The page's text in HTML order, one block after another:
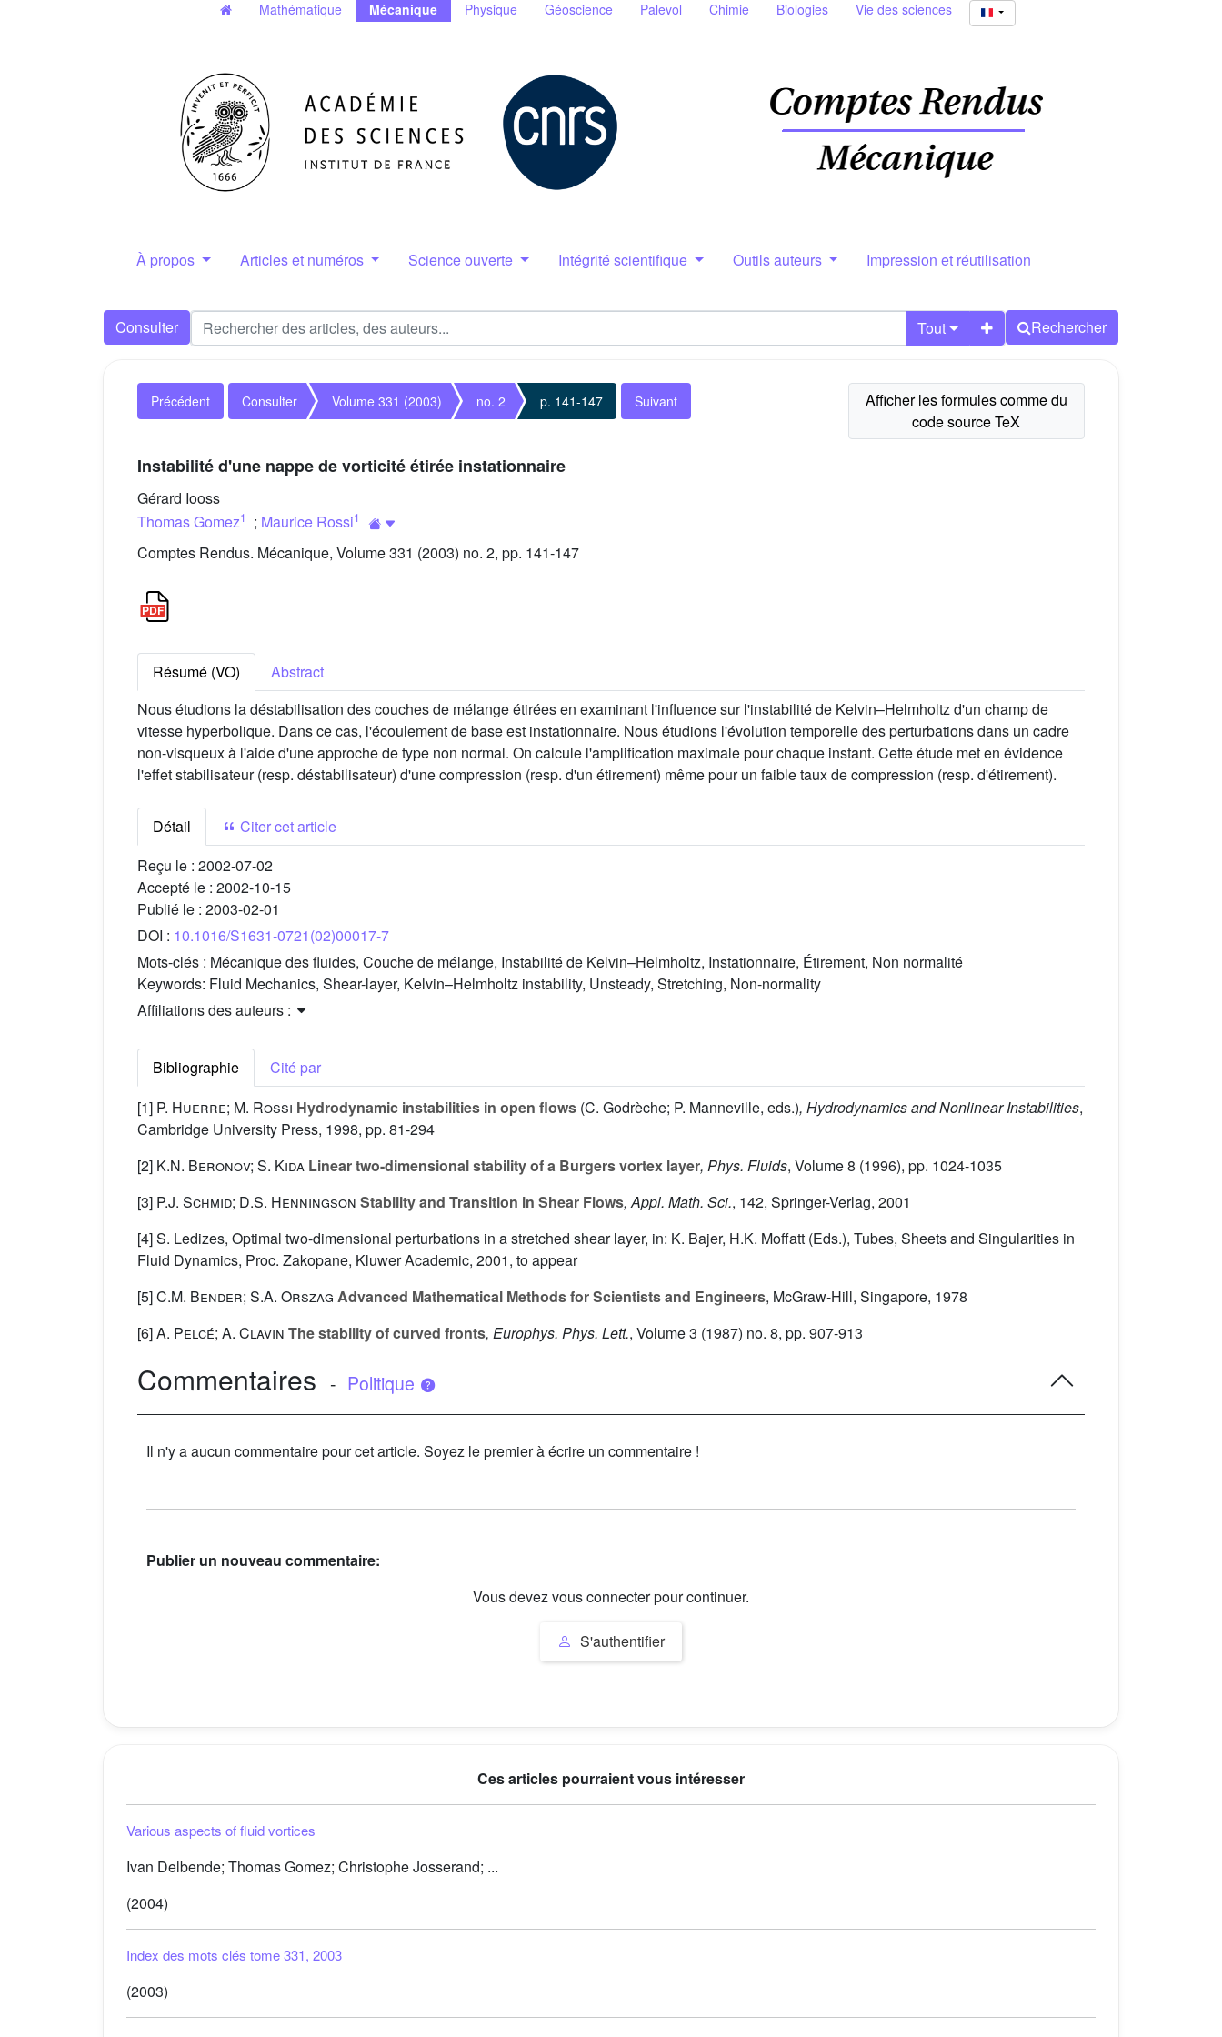
Mathématique Mécanique Physique Géoscience Palevol Chimie Biologies Vie des sciences
À propos Articles et numéros Science ouverte Intégrité scientifique Outils auteurs Impression et réutilisation
Consulter Tout Rechercher
Précédent Consulter Volume 331 (2003) no. 2 p. 141-147 Suivant
Instabilité d'une nappe de vorticité étirée instationnaire
Gérard Iooss
Thomas Gomez1 ; Maurice Rossi1
Comptes Rendus. Mécanique, Volume 331 (2003) no. 2, pp. 141-147
Résumé (VO)
Abstract
Nous étudions la déstabilisation des couches de mélange étirées en examinant l'influence sur l'instabilité de Kelvin–Helmholtz d'un champ de
vitesse hyperbolique. Dans ce cas, l'écoulement de base est instationnaire. Nous étudions l'évolution temporelle des perturbations dans un cadre
non-visqueux à l'aide d'une approche de type non normal. On calcule l'amplification maximale pour chaque instant. Cette étude met en évidence
l'effet stabilisateur (resp. déstabilisateur) d'une compression (resp. d'un étirement) même pour un faible taux de compression (resp. d'étirement).
Détail
Citer cet article
Reçu le : 2002-07-02
Accepté le : 2002-10-15
Publié le : 2003-02-01
DOI : 10.1016/S1631-0721(02)00017-7
Mots-clés : Mécanique des fluides, Couche de mélange, Instabilité de Kelvin–Helmholtz, Instationnaire, Étirement, Non normalité
Keywords: Fluid Mechanics, Shear-layer, Kelvin–Helmholtz instability, Unsteady, Stretching, Non-normality
Affiliations des auteurs :
Bibliographie
Cité par
[1] P. Huerre; M. Rossi Hydrodynamic instabilities in open flows (C. Godrèche; P. Manneville, eds.), Hydrodynamics and Nonlinear Instabilities,
Cambridge University Press, 1998, pp. 81-294
[2] K.N. Beronov; S. Kida Linear two-dimensional stability of a Burgers vortex layer, Phys. Fluids, Volume 8 (1996), pp. 1024-1035
[3] P.J. Schmid; D.S. Henningson Stability and Transition in Shear Flows, Appl. Math. Sci., 142, Springer-Verlag, 2001
[4] S. Ledizes, Optimal two-dimensional perturbations in a stretched shear layer, in: K. Bajer, H.K. Moffatt (Eds.), Tubes, Sheets and Singularities in
Fluid Dynamics, Proc. Zakopane, Kluwer Academic, 2001, to appear
[5]C.M. Bender; S.A. Orszag Advanced Mathematical Methods for Scientists and Engineers, McGraw-Hill, Singapore, 1978
[6]A. Pelcé; A. Clavin The stability of curved fronts, Europhys. Phys. Lett., Volume 3 (1987) no. 8, pp. 907-913
Commentaires - Politique
Il n'y a aucun commentaire pour cet article. Soyez le premier à écrire un commentaire !
Publier un nouveau commentaire:
Vous devez vous connecter pour continuer.
S'authentifier
Ces articles pourraient vous intéresser
Various aspects of fluid vortices
Ivan Delbende; Thomas Gomez; Christophe Josserand; ...
(2004)
Index des mots clés tome 331, 2003
(2003)